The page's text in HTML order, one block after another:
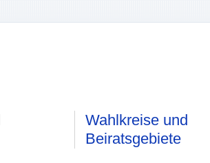
Wahlkreise und
Beiratsgebiete